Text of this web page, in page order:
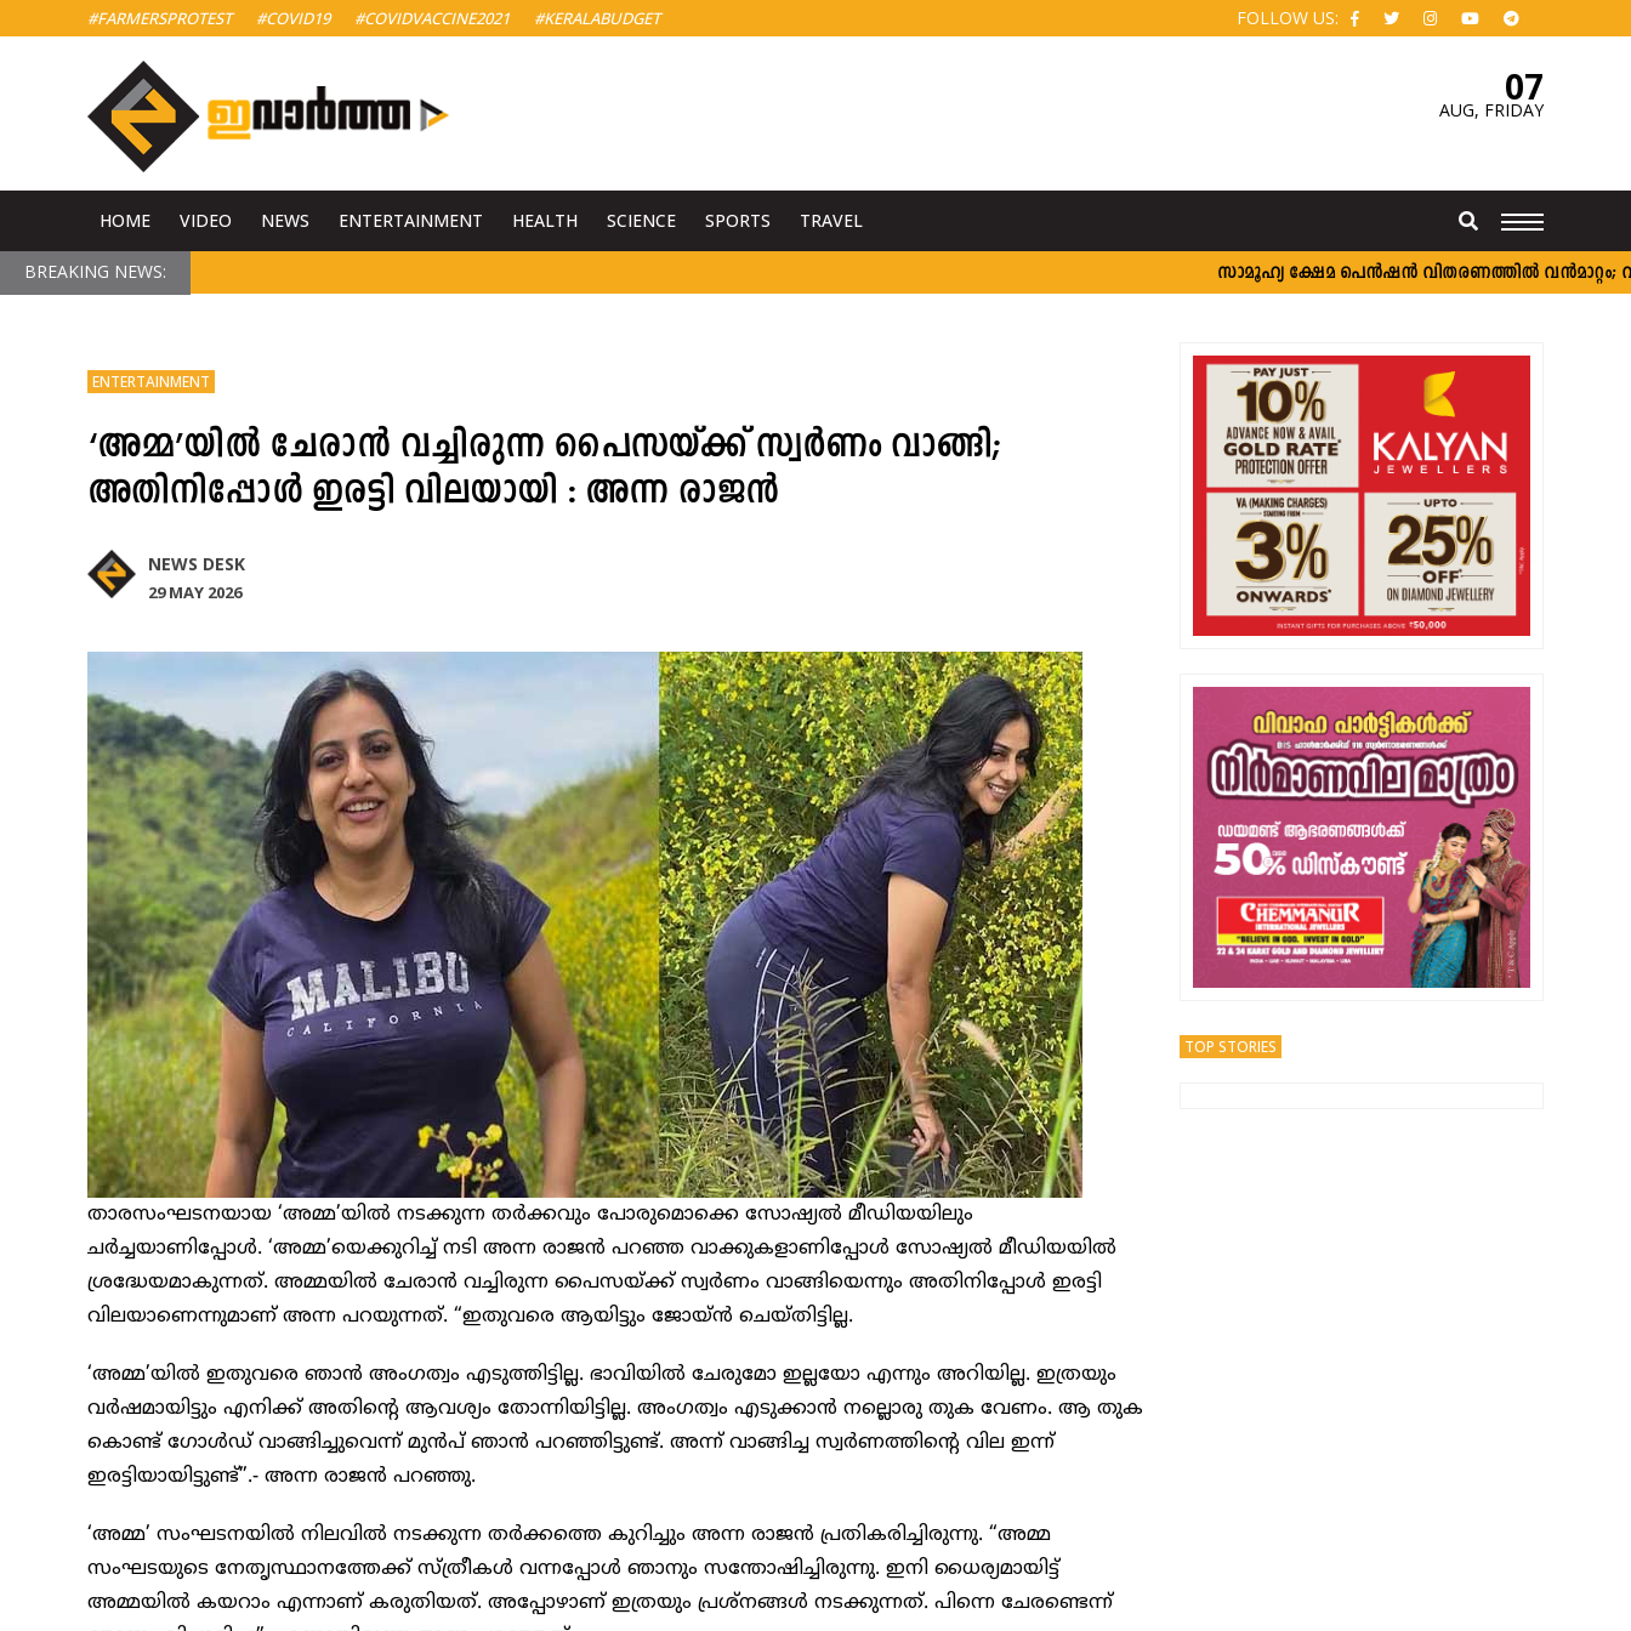
#FARMERSPROTEST #COVID19 #COVIDVACCINE2021 #KERALABUDGET FOLLOW US:
07
AUG, FRIDAY
HOME VIDEO NEWS ENTERTAINMENT HEALTH SCIENCE SPORTS TRAVEL
BREAKING NEWS: സാമൂഹ്യ ക്ഷേമ പെൻഷൻ വിതരണത്തിൽ വൻമാറ്റം;
ENTERTAINMENT
‘അമ്മ’യിൽ ചേരാൻ വച്ചിരുന്ന പൈസയ്ക്ക് സ്വർണം വാങ്ങി;
അതിനിപ്പോൾ ഇരട്ടി വിലയായി : അന്ന രാജൻ
NEWS DESK
29 MAY 2026
താരസംഘടനയായ ‘അമ്മ’യിൽ നടക്കുന്ന തർക്കവും പോരുമൊക്കെ സോഷ്യൽ മീ‍ഡിയയിലും
ചർച്ചയാണിപ്പോൾ. ‘അമ്മ’യെക്കുറിച്ച് നടി അന്ന രാജൻ പറഞ്ഞ വാക്കുകളാണിപ്പോൾ സോഷ്യൽ മീഡിയയിൽ
ശ്രദ്ധേയമാകുന്നത്. അമ്മയിൽ ചേരാൻ വച്ചിരുന്ന പൈസയ്ക്ക് സ്വർണം വാങ്ങിയെന്നും അതിനിപ്പോൾ ഇരട്ടി
വിലയാണെന്നുമാണ് അന്ന പറയുന്നത്. “ഇതുവരെ ആയിട്ടും ജോയ്ന്‍ ചെയ്തിട്ടില്ല.
‘അമ്മ’യില്‍ ഇതുവരെ ഞാന്‍ അംഗത്വം എടുത്തിട്ടില്ല. ഭാവിയില്‍ ചേരുമോ ഇല്ലയോ എന്നും അറിയില്ല. ഇത്രയും
വര്‍ഷമായിട്ടും എനിക്ക് അതിന്‍റെ ആവശ്യം തോന്നിയിട്ടില്ല. അംഗത്വം എടുക്കാന്‍ നല്ലൊരു തുക വേണം. ആ തുക
കൊണ്ട് ഗോള്‍ഡ് വാങ്ങിച്ചുവെന്ന് മുന്‍പ് ഞാന്‍ പറഞ്ഞിട്ടുണ്ട്. അന്ന് വാങ്ങിച്ച സ്വര്‍ണത്തിന്‍റെ വില ഇന്ന്
ഇരട്ടിയായിട്ടുണ്ട്”.- അന്ന രാജൻ പറഞ്ഞു.
‘അമ്മ’ സംഘടനയിൽ നിലവിൽ നടക്കുന്ന തർക്കത്തെ കുറിച്ചും അന്ന രാജൻ പ്രതികരിച്ചിരുന്നു. “അമ്മ
സംഘടയുടെ നേതൃസ്ഥാനത്തേക്ക് സ്ത്രീകള്‍ വന്നപ്പോള്‍ ഞാനും സന്തോഷിച്ചിരുന്നു. ഇനി ധൈര്യമായിട്ട്
അമ്മയില്‍ കയറാം എന്നാണ് കരുതിയത്. അപ്പോഴാണ് ഇത്രയും പ്രശ്നങ്ങള്‍ നടക്കുന്നത്. പിന്നെ ചേരണ്ടെന്ന്
TOP STORIES